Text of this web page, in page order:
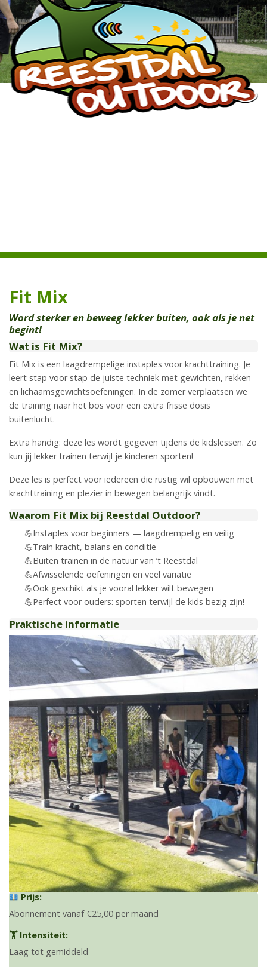
Fit Mix
Word sterker en beweeg lekker buiten, ook als je net
begint!
Wat is Fit Mix?
Fit Mix is een laagdrempelige instaples voor krachttraining. Je
leert stap voor stap de juiste techniek met gewichten, rekken
en lichaamsgewichtsoefeningen. In de zomer verplaatsen we
de training naar het bos voor een extra frisse dosis
buitenlucht.
Extra handig: deze les wordt gegeven tijdens de kidslessen. Zo
kun jij lekker trainen terwijl je kinderen sporten!
Deze les is perfect voor iedereen die rustig wil opbouwen met
krachttraining en plezier in bewegen belangrijk vindt.
Waarom Fit Mix bij Reestdal Outdoor?
Instaples voor beginners — laagdrempelig en veilig
Train kracht, balans en conditie
Buiten trainen in de natuur van ’t Reestdal
Afwisselende oefeningen en veel variatie
Ook geschikt als je vooral lekker wilt bewegen
Perfect voor ouders: sporten terwijl de kids bezig zijn!
Praktische informatie
Prijs:
Abonnement vanaf €25,00 per maand
🏋️ Intensiteit:
Laag tot gemiddeld